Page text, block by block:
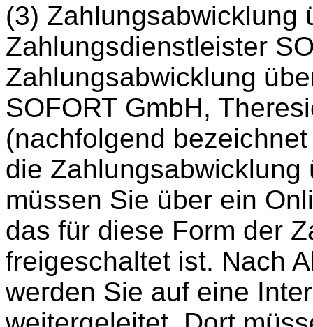
(3) Zahlungsabwicklung
Zahlungsdienstleister
Zahlungsabwicklung
SOFORT GmbH,
(nachfolgend
die Zahlungsabwicklung
müssen Sie über ein
das für diese Form der
freigeschaltet ist. Nach
werden Sie auf eine